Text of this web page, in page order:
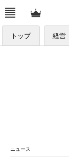
トップ 経営
ニュース